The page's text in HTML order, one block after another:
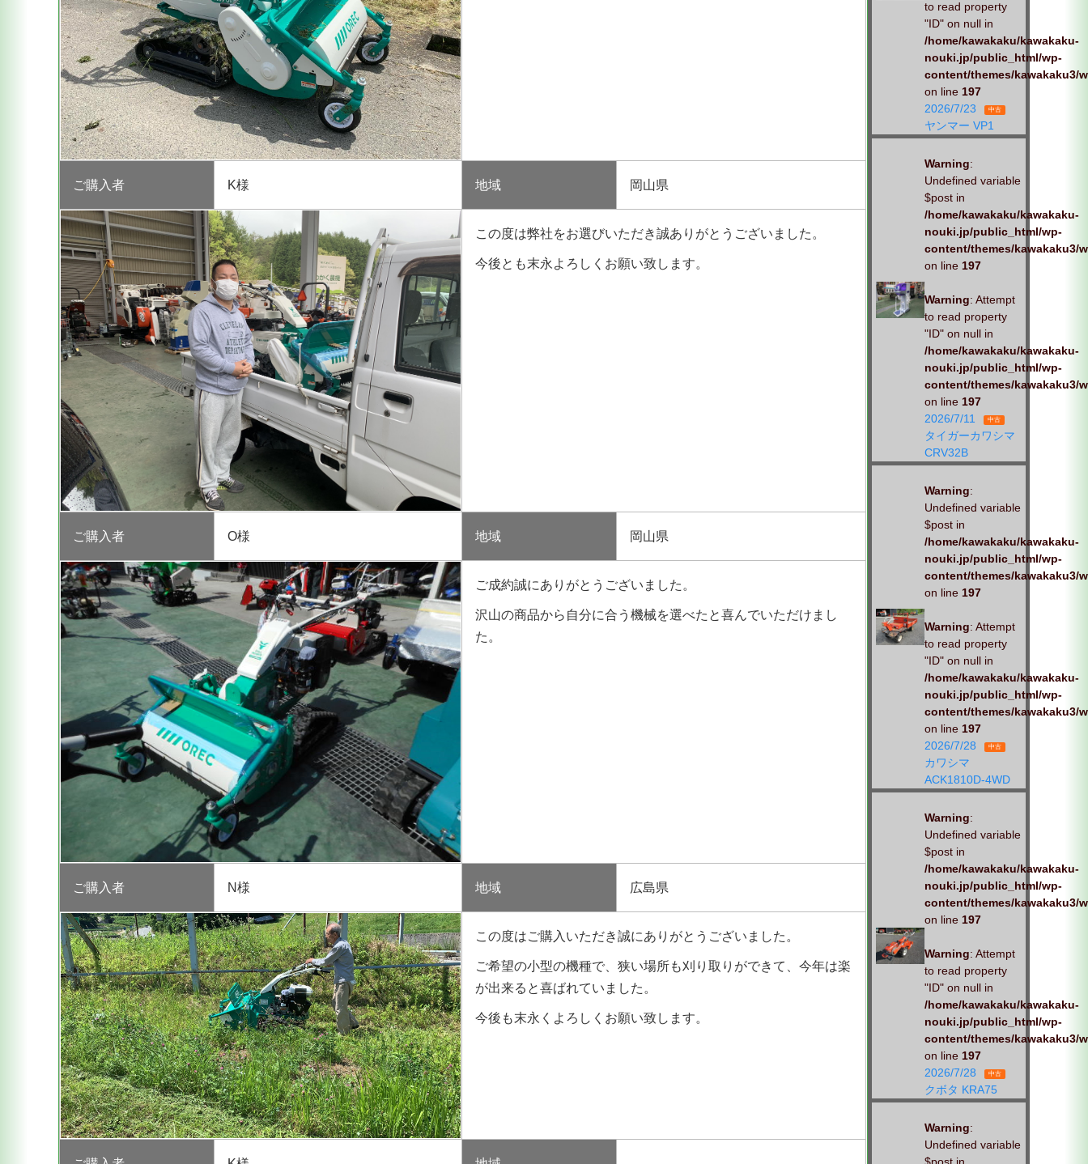
ご購入者 K様 地域 岡山県
この度は弊社をお選びいただき誠ありがとうございました。
今後とも末永よろしくお願い致します。
ご購入者 O様 地域 岡山県
ご成約誠にありがとうございました。
沢山の商品から自分に合う機械を選べたと喜んでいただけまし
た。
ご購入者 N様 地域 広島県
この度はご購入いただき誠にありがとうございました。
ご希望の小型の機種で、狭い場所も刈り取りができて、今年は楽
が出来ると喜ばれていました。
今後も末永くよろしくお願い致します。
to read property
"ID" on null in
/home/kawakaku/kawakaku-
nouki.jp/public_html/wp-
content/themes/kawakaku3/
on line 197
2026/7/23
中古
ヤンマー VP1
Warning:
Undefined variable
$post in
/home/kawakaku/kawakaku-
nouki.jp/public_html/wp-
content/themes/kawakaku3/
on line 197
Warning: Attempt
to read property
"ID" on null in
/home/kawakaku/kawakaku-
nouki.jp/public_html/wp-
content/themes/kawakaku3/
on line 197
2026/7/11
中古
タイガーカワシマ
CRV32B
Warning:
Undefined variable
$post in
/home/kawakaku/kawakaku-
nouki.jp/public_html/wp-
content/themes/kawakaku3/
on line 197
Warning: Attempt
to read property
"ID" on null in
/home/kawakaku/kawakaku-
nouki.jp/public_html/wp-
content/themes/kawakaku3/
on line 197
2026/7/28
中古
カワシマ
ACK1810D-4WD
Warning:
Undefined variable
$post in
/home/kawakaku/kawakaku-
nouki.jp/public_html/wp-
content/themes/kawakaku3/
on line 197
Warning: Attempt
to read property
"ID" on null in
/home/kawakaku/kawakaku-
nouki.jp/public_html/wp-
content/themes/kawakaku3/
on line 197
2026/7/28
中古
クボタ KRA75
Warning:
Undefined variable